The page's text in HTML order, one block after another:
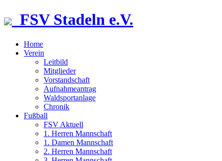
FSV Stadeln e.V.
Home
Verein
Leitbild
Mitglieder
Vorstandschaft
Aufnahmeantrag
Waldsportanlage
Chronik
Fußball
FSV Aktuell
1. Herren Mannschaft
1. Damen Mannschaft
2. Herren Mannschaft